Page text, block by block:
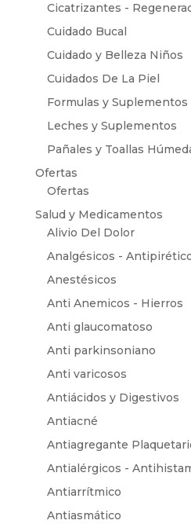
Cicatrizantes -
Cuidado Bucal
Cuidado y Belleza Niños
Cuidados De La Piel
Formulas y Suplementos
Leches y Suplementos
Pañales y Toallas
Ofertas
Ofertas
Salud y Medicamentos
Alivio Del Dolor
Analgésicos -
Anestésicos
Anti Anemicos - Hierros
Anti glaucomatoso
Anti parkinsoniano
Anti varicosos
Antiácidos y Digestivos
Antiacné
Antiagregante
Antialérgicos -
Antiarrítmico
Antiasmático